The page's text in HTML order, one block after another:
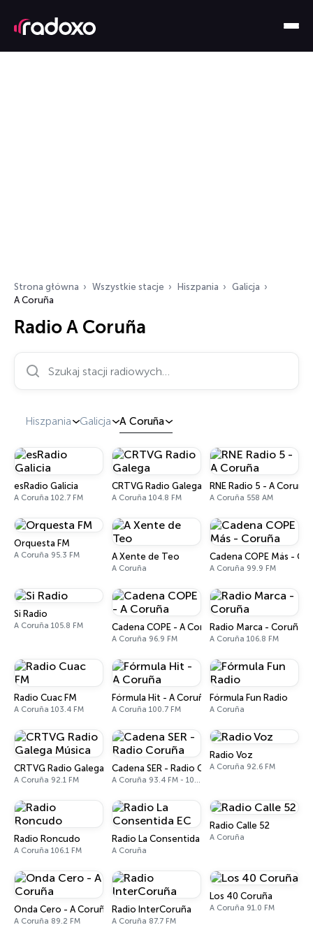
Strona główna Wszystkie stacje Hiszpania
Galicja
A Coruña
Radio A Coruña
Hiszpania Galicja A Coruña
esRadio Galicia
A Coruña 102.7 FM
CRTVG Radio Galega
A Coruña 104.8 FM
RNE Radio 5 - A Coruña
A Coruña 558 AM
Orquesta FM
A Coruña 95.3 FM A Xente de Teo
A Coruña
Cadena COPE Más -
A Coruña 99.9 FM
Si Radio
A Coruña 105.8 FM Cadena COPE - A Coruña
A Coruña 96.9 FM
Radio Marca - Coruña
A Coruña 106.8 FM
Radio Cuac FM
A Coruña 103.4 FM
Fórmula Hit - A Coruña
A Coruña 100.7 FM
Fórmula Fun Radio
A Coruña
CRTVG Radio Galega Música
A Coruña 92.1 FM
Cadena SER - Radio Coruña
A Coruña 93.4 FM - 1080 AM
Radio Voz
A Coruña 92.6 FM
Radio Roncudo
A Coruña 106.1 FM
Radio La Consentida EC
A Coruña
Radio Calle 52
A Coruña
Onda Cero - A Coruña
A Coruña 89.2 FM
Radio InterCoruña
A Coruña 87.7 FM
Los 40 Coruña
A Coruña 91.0 FM